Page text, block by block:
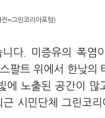
=그린코리아포럼)
다. 미증유의 폭염
팔트 위에서 한낮의
에 노출된 공간이 많
시민단체 그린코